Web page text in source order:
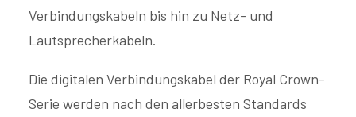
Verbindungskabeln bis hin zu Netz- und
Lautsprecherkabeln.
Die digitalen Verbindungskabel der Royal Crown-
Serie werden nach den allerbesten Standards